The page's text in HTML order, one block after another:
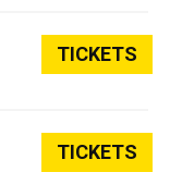
TICKETS
TICKETS